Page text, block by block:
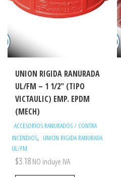
UNION RIGIDA RANURADA
UL/FM – 1 1/2″ (TIPO
VICTAULIC) EMP. EPDM
(MECH)
ACCESORIOS RANURADOS / CONTRA
INCENDIOS, UNION RIGIDA RANURADA
UL/FM
$3.18 NO incluye IVA